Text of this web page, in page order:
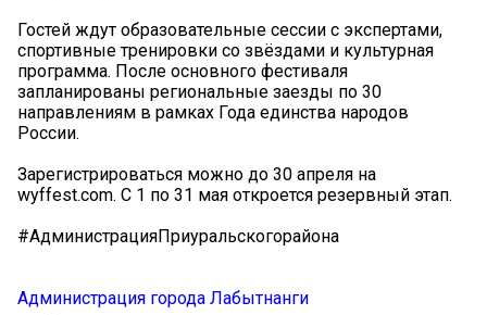
Гостей ждут образовательные сессии с экспертами,
спортивные тренировки со звёздами и культурная
программа. После основного фестиваля
запланированы региональные заезды по 30
направлениям в рамках Года единства народов
России.
Зарегистрироваться можно до 30 апреля на
wyffest.com. С 1 по 31 мая откроется резервный этап.
#АдминистрацияПриуральскогорайона
Администрация города Лабытнанги